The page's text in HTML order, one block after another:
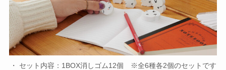
・ セット内容：1BOX消しゴム12個 ※全6種各2個のセットです